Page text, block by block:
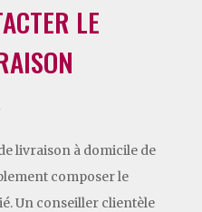
LE
livraison à domicile de
composer le
Un conseiller clientèle